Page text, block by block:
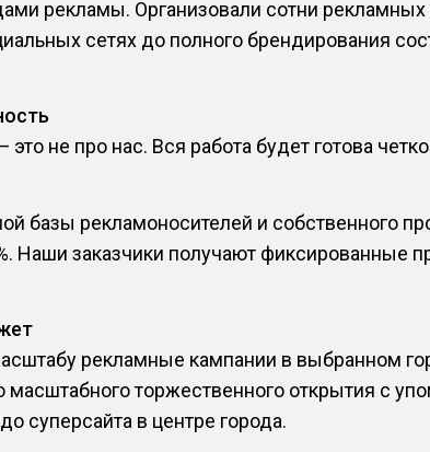
рекламы. Организовали сотни рекламных
сетях до полного брендирования
не про нас. Вся работа будет готова
базы рекламоносителей и собственного
Наши заказчики получают фиксированные
рекламные кампании в выбранном
масштабного торжественного открытия с
суперсайта в центре города.